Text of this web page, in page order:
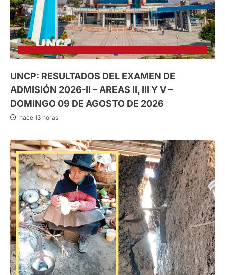
UNCP: RESULTADOS DEL EXAMEN DE
ADMISIÓN 2026-II – AREAS II, III Y V –
DOMINGO 09 DE AGOSTO DE 2026
hace 13 horas